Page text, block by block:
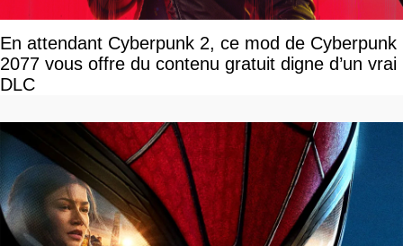
En attendant Cyberpunk 2, ce mod de Cyberpunk
2077 vous offre du contenu gratuit digne d’un vrai
DLC